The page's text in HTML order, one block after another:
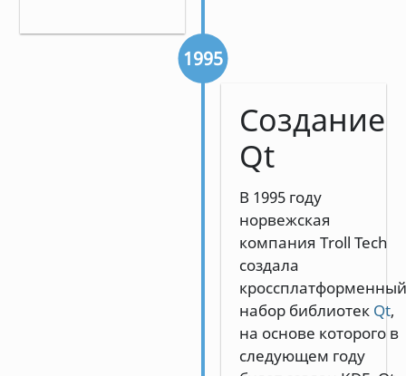
1995
Создание
Qt
В 1995 году
норвежская
компания Troll Tech
создала
набор библиотек Qt,
на основе которого в
следующем году